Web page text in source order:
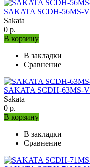
SAKATA SCDH-56MS-V
Sakata
0 р.
В корзину
В закладки
Сравнение
SAKATA SCDH-63MS-V
Sakata
0 р.
В корзину
В закладки
Сравнение